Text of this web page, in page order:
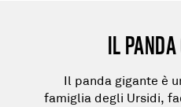
IL
Il panda gigante è
famiglia degli Ursidi,